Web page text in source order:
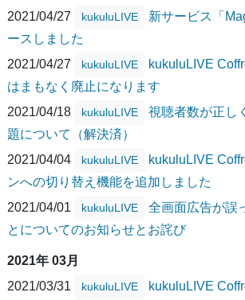
2021/04/27
kukuluLIVE
新サービス「
ースしました
2021/04/27
kukuluLIVE
kukuluLIVE
はまもなく廃止になります
2021/04/18
kukuluLIVE
視聴者数が正し
題について（解決済）
2021/04/04
kukuluLIVE
kukuluLIVE
ンへの切り替え機能を追加しました
2021/04/01
kukuluLIVE
全画面広告が誤
とについてのお知らせとお詫び
2021年 03月
2021/03/31
kukuluLIVE
kukuluLIVE